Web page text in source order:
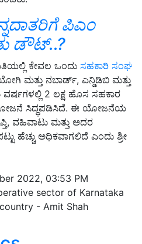
ಪಿಎಂ
ಡೌಟ್‌..?
ಕೇವಲ ಒಂದು ಸಹಕಾರಿ ಸಂಘ
ಮತ್ತು ನಬಾರ್ಡ್, ಎನ್ಡಿಡಿಬಿ ಮತ್ತು
2 ಲಕ್ಷ ಹೊಸ ಸಹಕಾರ
ಯೋಜನೆ ಸಿದ್ಧಪಡಿಸಿದೆ. ಈ ಯೋಜನೆಯ
ವಹಿವಾಟು ಮತ್ತು ಅದರ
ಹೆಚ್ಚು ಅಧಿಕವಾಗಲಿದೆ ಎಂದು ಶ್ರೀ
2022, 03:53 PM
sector of Karnataka
- Amit Shah